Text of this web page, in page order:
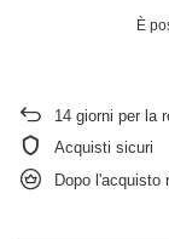
È
14 giorni per la
Acquisti sicuri
Dopo l'acquisto